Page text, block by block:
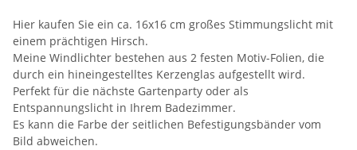
Hier kaufen Sie ein ca. 16x16 cm großes Stimmungslicht mit
einem prächtigen Hirsch.
Meine Windlichter bestehen aus 2 festen Motiv-Folien, die
durch ein hineingestelltes Kerzenglas aufgestellt wird.
Perfekt für die nächste Gartenparty oder als
Entspannungslicht in Ihrem Badezimmer.
Es kann die Farbe der seitlichen Befestigungsbänder vom
Bild abweichen.